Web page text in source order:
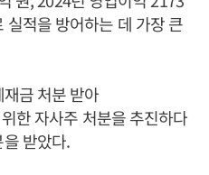
적을 방어하는 데 가장 큰
금 처분 받아
한 자사주 처분을 추진하다
받았다.